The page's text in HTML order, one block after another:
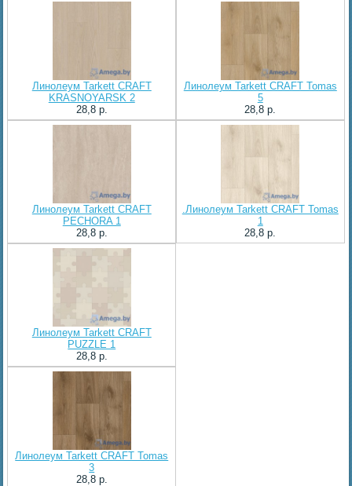
Линолеум Tarkett CRAFT
KRASNOYARSK 2
28,8 p.
Линолеум Tarkett CRAFT Tomas
5
28,8 p.
Линолеум Tarkett CRAFT
PECHORA 1
28,8 p.
.Линолеум Tarkett CRAFT Tomas
1
28,8 p.
Линолеум Tarkett CRAFT
PUZZLE 1
28,8 p.
Линолеум Tarkett CRAFT Tomas
3
28,8 p.